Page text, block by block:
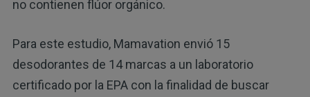
no contienen flúor orgánico.
Para este estudio, Mamavation envió 15
desodorantes de 14 marcas a un laboratorio
certificado por la EPA con la finalidad de buscar